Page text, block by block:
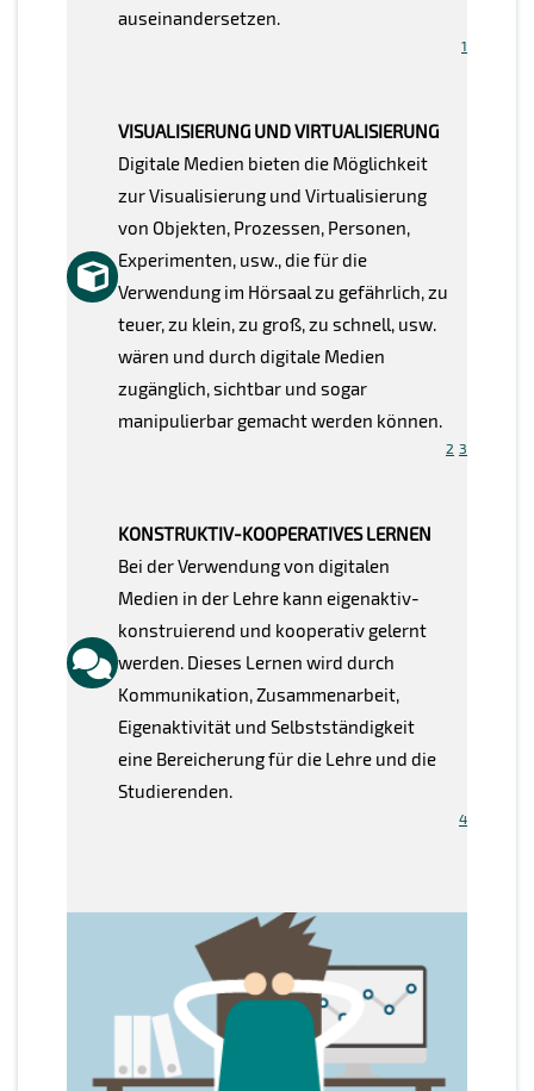
auseinandersetzen.
1
VISUALISIERUNG UND VIRTUALISIERUNG
Digitale Medien bieten die Möglichkeit
zur Visualisierung und Virtualisierung
von Objekten, Prozessen, Personen,
Experimenten, usw., die für die
Verwendung im Hörsaal zu gefährlich, zu
teuer, zu klein, zu groß, zu schnell, usw.
wären und durch digitale Medien
zugänglich, sichtbar und sogar
manipulierbar gemacht werden können.
2 3
KONSTRUKTIV-KOOPERATIVES LERNEN
Bei der Verwendung von digitalen
Medien in der Lehre kann eigenaktiv-
konstruierend und kooperativ gelernt
werden. Dieses Lernen wird durch
Kommunikation, Zusammenarbeit,
Eigenaktivität und Selbstständigkeit
eine Bereicherung für die Lehre und die
Studierenden.
4